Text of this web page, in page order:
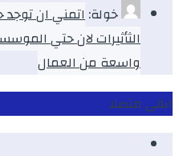
خولة:اتمني ان
الثأثيرات لان حتي
واسعة من العمال
ابقى متصلا